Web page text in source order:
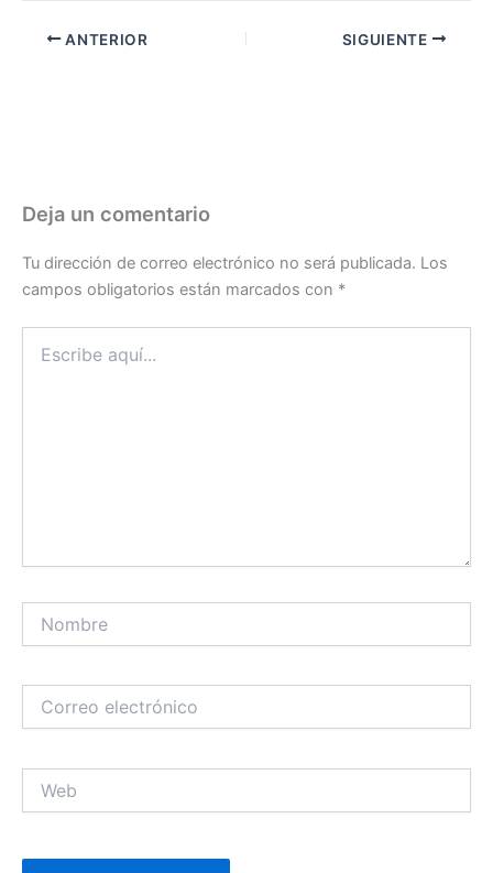
ANTERIOR SIGUIENTE
Deja un comentario
Tu dirección de correo electrónico no será publicada. Los
campos obligatorios están marcados con *
aquí...
electrónico